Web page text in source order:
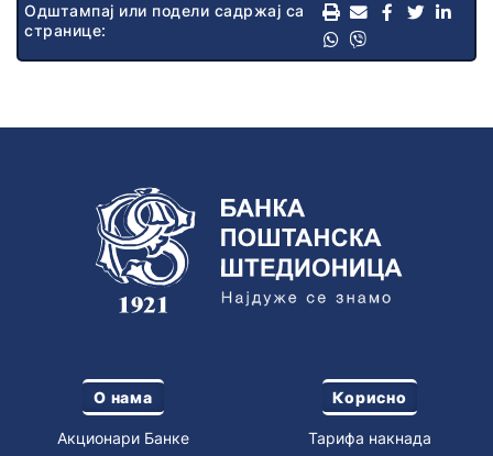
Осигурање
Самоуслужна зона 24/7
ТАРИФА НАКНАДА
ПРЕГЛЕД УСЛУГА И НАКНАДА
КАМАТНЕ СТОПЕ
ОПШТИ УСЛОВИ ПОСЛОВАЊА
Одштампај или подели садржај са
странице:
О нама
Акционари Банке
Корисно
Тарифа накнада